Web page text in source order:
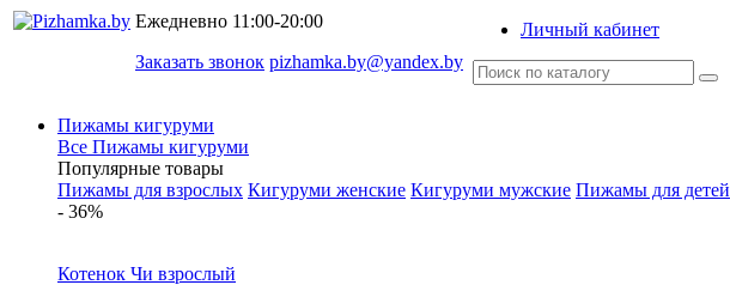
Ежедневно 11:00-20:00
Заказать звонок pizhamka.by@yandex.by
Личный кабинет
Пижамы кигуруми
Все Пижамы кигуруми
Популярные товары
Пижамы для взрослых Кигуруми женские Кигуруми мужские Пижамы для детей
- 36%
Котенок Чи взрослый